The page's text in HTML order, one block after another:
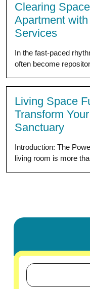
Clearing
Apartment
Services
In the fast-paced
often become
Living Space
Transform
Sanctuary
Introduction: The
living room is more